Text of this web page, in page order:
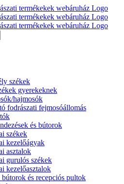
székek
gyerekeknek
hajmosók
fodrászati fejmosóállomás
és bútorok
székek
kezelőágyak
asztalok
gurulós székek
kezelőasztalok
és recepciós pultok